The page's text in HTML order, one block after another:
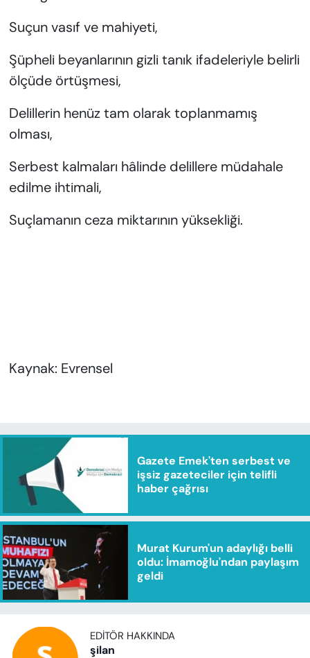
Suçun vasıf ve mahiyeti,
Şüpheli beyanlarının gizli tanık ifadeleriyle belirli
ölçüde örtüşmesi,
Delillerin henüz tam olarak toplanmamış
olması,
Serbest kalmaları hâlinde delillere müdahale
edilme ihtimali,
Suçlamanın ceza miktarının yüksekliği.
Kaynak: Evrensel
Gazete Emek'ten serbest ve
işsiz gazeteciler için telifli
haber çağrısı
Murat Kurum'un adaylığı belli
oldu: İmamoğlu'ndan paylaşım
geldi
EDITÖR HAKKINDA
şilan